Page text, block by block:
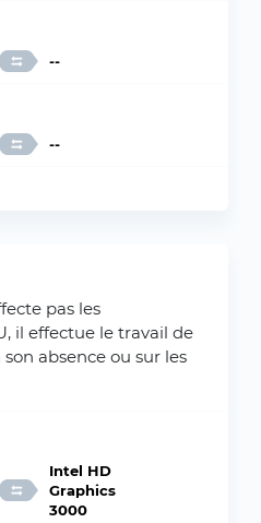
--
--
pas les
il effectue le travail de
absence ou sur les
Intel HD
Graphics
3000